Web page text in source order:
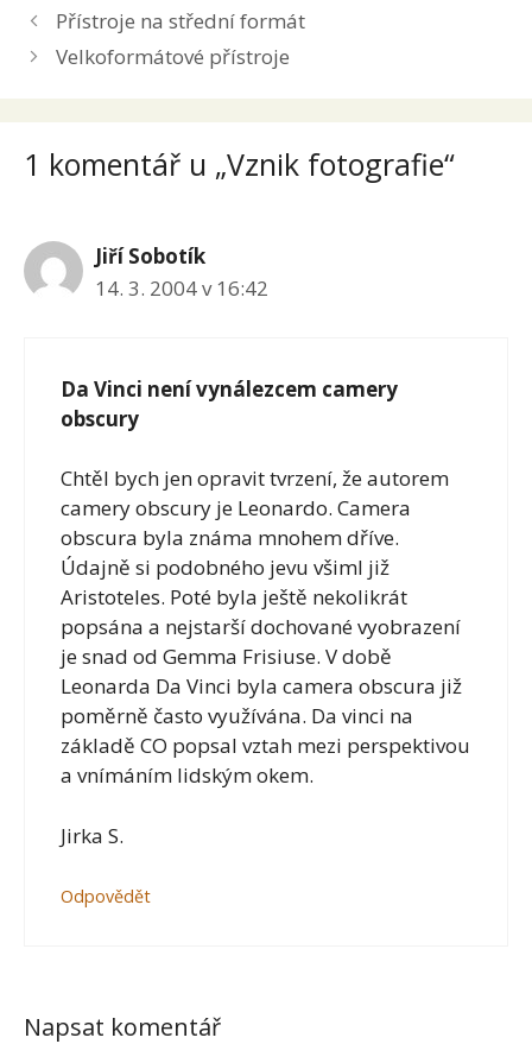
Přístroje na střední formát
Velkoformátové přístroje
1 komentář u „Vznik fotografie“
Jiří Sobotík
14. 3. 2004 v 16:42
Da Vinci není vynálezcem camery
obscury
Chtěl bych jen opravit tvrzení, že autorem
camery obscury je Leonardo. Camera
obscura byla známa mnohem dříve.
Údajně si podobného jevu všiml již
Aristoteles. Poté byla ještě nekolikrát
popsána a nejstarší dochované vyobrazení
je snad od Gemma Frisiuse. V době
Leonarda Da Vinci byla camera obscura již
poměrně často využívána. Da vinci na
základě CO popsal vztah mezi perspektivou
a vnímáním lidským okem.
Jirka S.
Odpovědět
Napsat komentář